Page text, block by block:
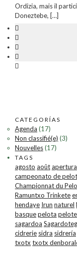
Ordizia, mais il
Doneztebe, […]
CATEGORÍAS
Agenda (17)
Non classifié(e) (3)
Nouvelles(17)
TAGS
agosto aoûtapertura
campeonato de
Championnat du
Ramuntxo Trinkete
hendaye Irun naturel
basquepelota
sagardoa
cidrerie sidra sidrería
txotx txotx